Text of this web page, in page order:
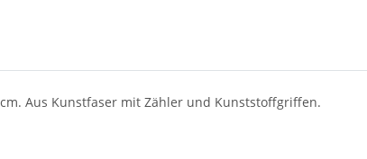
Aus Kunstfaser mit Zähler und Kunststoffgriffen.